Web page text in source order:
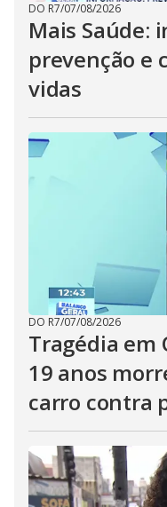
DO R7/07/08/2026
Mais Saúde:
prevenção e
vidas
DO R7/07/08/2026
Tragédia em
19 anos
carro contra